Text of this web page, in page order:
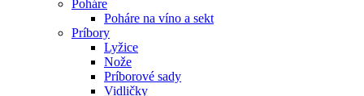
Poháre
Poháre na víno a sekt
Príbory
Lyžice
Nože
Príborové sady
Vidličky